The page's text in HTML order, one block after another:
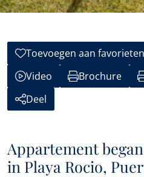
Toevoegen aan favorieten
Video
Brochure
Deel
Appartement
in Playa Rocio,